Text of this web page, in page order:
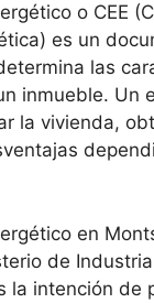
o CEE
es un
las
inmueble. Un
la vivienda,
en
de
la intención de